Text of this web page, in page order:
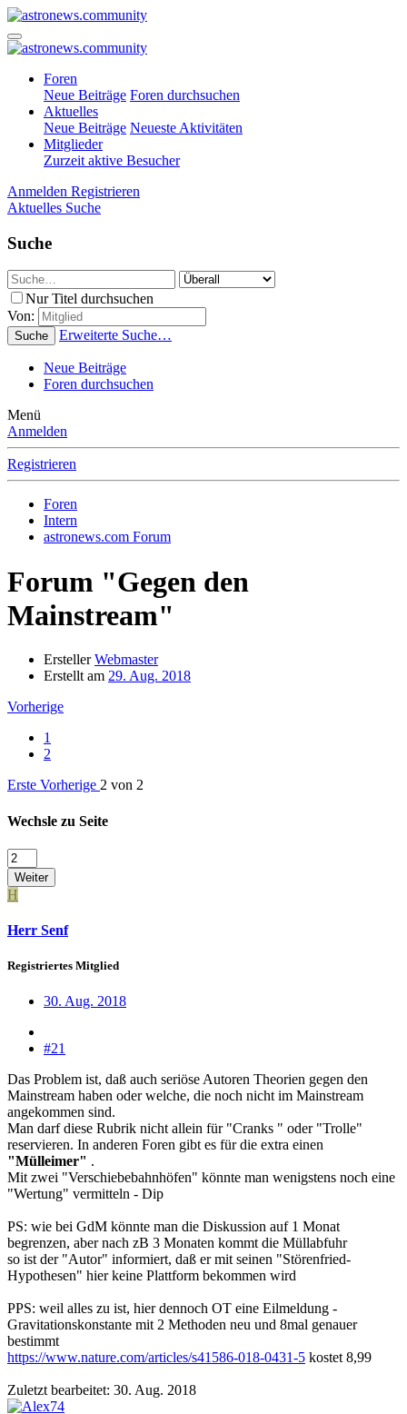
Foren
Neue Beiträge Foren durchsuchen
Aktuelles
Neue Beiträge Neueste Aktivitäten
Mitglieder
Zurzeit aktive Besucher
Anmelden Registrieren
Aktuelles Suche
Suche
Nur Titel durchsuchen
Von:
Suche Erweiterte Suche…
Neue Beiträge
Foren durchsuchen
Menü
Anmelden
Registrieren
Foren
Intern
astronews.com Forum
Forum "Gegen den
Mainstream"
Ersteller Webmaster
Erstellt am 29. Aug. 2018
Vorherige
1
2
Erste Vorherige 2 von 2
Wechsle zu Seite
Weiter
H
Herr Senf
Registriertes Mitglied
30. Aug. 2018
#21
Das Problem ist, daß auch seriöse Autoren Theorien gegen den
Mainstream haben oder welche, die noch nicht im Mainstream
angekommen sind.
Man darf diese Rubrik nicht allein für "Cranks " oder "Trolle"
reservieren. In anderen Foren gibt es für die extra einen
"Mülleimer" .
Mit zwei "Verschiebebahnhöfen" könnte man wenigstens noch eine
"Wertung" vermitteln - Dip
PS: wie bei GdM könnte man die Diskussion auf 1 Monat
begrenzen, aber nach zB 3 Monaten kommt die Müllabfuhr
so ist der "Autor" informiert, daß er mit seinen "Störenfried-
Hypothesen" hier keine Plattform bekommen wird
PPS: weil alles zu ist, hier dennoch OT eine Eilmeldung -
Gravitationskonstante mit 2 Methoden neu und 8mal genauer
bestimmt
https://www.nature.com/articles/s41586-018-0431-5 kostet 8,99
Zuletzt bearbeitet: 30. Aug. 2018